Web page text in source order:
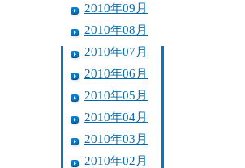
2010年09月
2010年08月
2010年07月
2010年06月
2010年05月
2010年04月
2010年03月
2010年02月